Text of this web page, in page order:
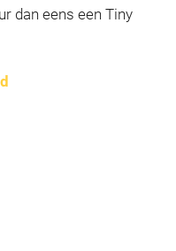
dan eens een Tiny